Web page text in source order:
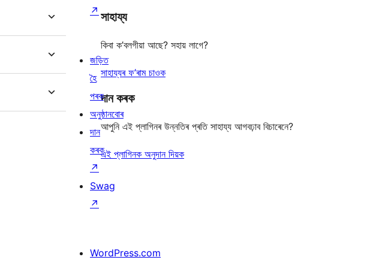
সাহায্য
কিবা ক’বলগীয়া আছে? সহায় লাগে?
সাহায্যৰ ফ’ৰাম চাওক
দান কৰক
আপুনি এই প্লাগিনৰ উন্নতিৰ প্ৰতি সাহায্য আগবঢ়াব বিচাৰেনে?
এই প্লাগিনক অনুদান দিয়ক
↗
জড়িত
হৈ
পৰক
অনুষ্ঠানবোৰ
দান
কৰক
↗
Swag
↗
WordPress.com